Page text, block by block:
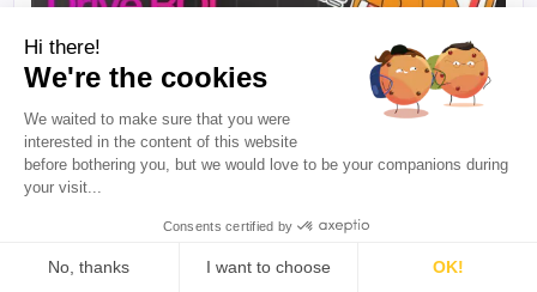
PARA CREADORES ·5 min de lectura
Cómo marcas como Wix, Semrush y Notion
usan el marketing de influencers en YouTube
para impulsar el ROI
YouTube ofrece a las marcas acceso a audiencias
Hi there!
We're the cookies
We waited to make sure that you were
interested in the content of this website
before bothering you, but we would love to be your companions during
your visit...
Consents certified by
No, thanks I want to choose OK!